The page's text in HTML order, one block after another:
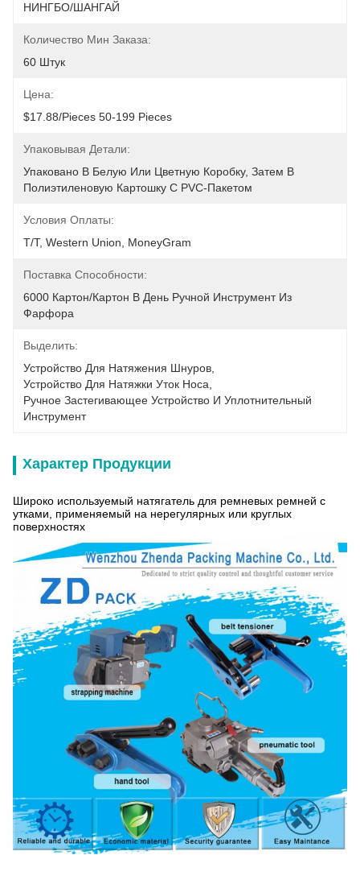
НИНГБО/ШАНГАЙ
Количество Мин Заказа:
60 Штук
Цена:
$17.88/pieces 50-199 Pieces
Упаковывая Детали:
Упаковано В Белую Или Цветную Коробку, Затем В
Полиэтиленовую Картошку С PVC-Пакетом
Условия Оплаты:
T/T, Western Union, MoneyGram
Поставка Способности:
6000 Картон/картон В День Ручной Инструмент Из
Фарфора
Выделить:
Устройство Для Натяжения Шнуров
Устройство Для Натяжки Уток Носа
Ручное Застегивающее Устройство И Уплотнительный
Инструмент
Характер Продукции
Широко используемый натягатель для ремневых ремней с
утками, применяемый на нерегулярных или круглых
поверхностях